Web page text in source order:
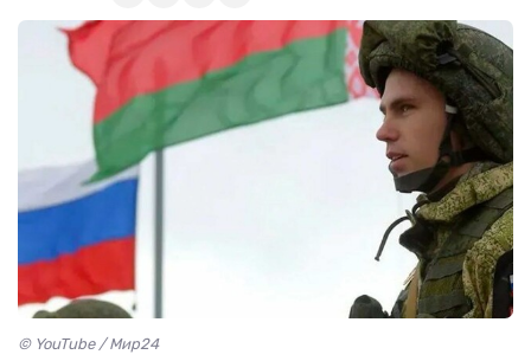
© YouTube / Мир24